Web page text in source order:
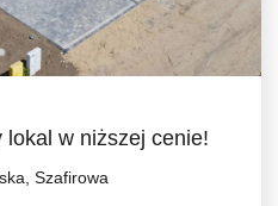
w niższej cenie!
Szafirowa